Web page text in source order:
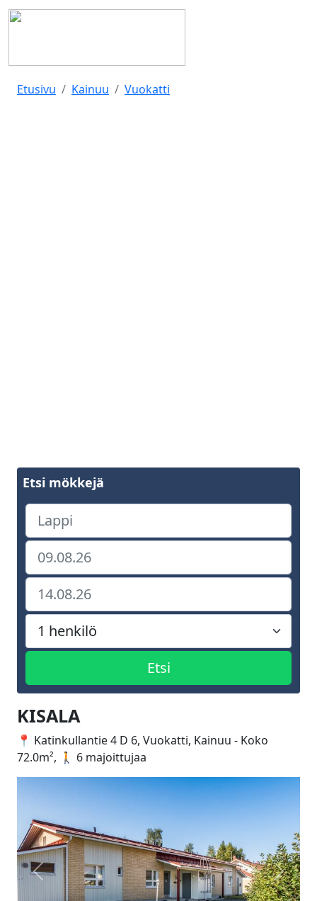
Etusivu Kainuu Vuokatti
Etsi mökkejä
KISALA
📍 Katinkullantie 4 D 6, Vuokatti, Kainuu - Koko
72.0m², 🚶 6 majoittujaa
Edellinen